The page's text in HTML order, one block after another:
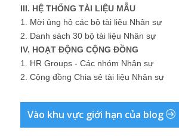
III. HỆ THỐNG TÀI LIỆU MẪU
1. Mời ủng hộ các bộ tài liệu Nhân sự
2. Danh sách 30 bộ tài liệu Nhân sự
IV. HOẠT ĐỘNG CỘNG ĐỒNG
1. HR Groups - Các nhóm Nhân sự
2. Cộng đồng Chia sẻ tài liệu Nhân sự
Vào khu vực giới hạn của blog